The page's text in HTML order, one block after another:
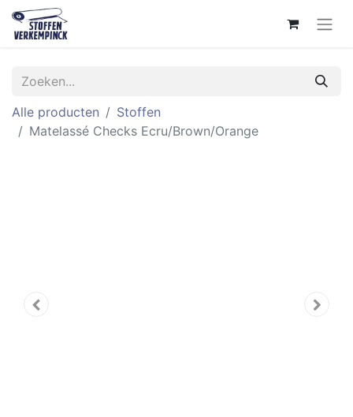
Alle producten
Stoffen
Matelassé Checks Ecru/Brown/Orange